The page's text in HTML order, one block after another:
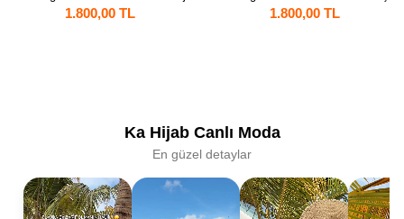
Ka Hijab Canlı Moda
En güzel detaylar